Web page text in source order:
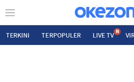
TERKINI TERPOPULER LIVE TV N